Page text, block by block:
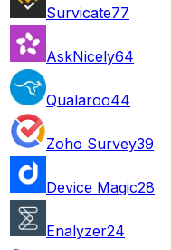
Survicate77
AskNicely64
Qualaroo44
Zoho Survey39
Device Magic28
Enalyzer24